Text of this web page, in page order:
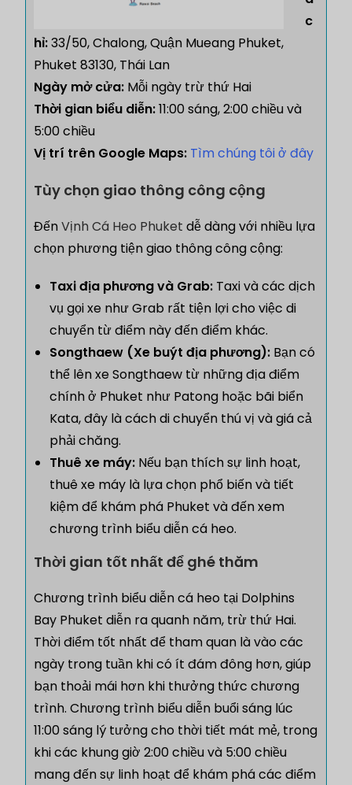
c
hỉ:33/50, Chalong, Quận Mueang Phuket,
Phuket 83130, Thái Lan
Ngày mở cửa: Mỗi ngày trừ thứ Hai
Thời gian biểu diễn:11:00 sáng, 2:00 chiều và
5:00 chiều
Vị trí trên Google Maps: Tìm chúng tôi ở đây
Tùy chọn giao thông công cộng
ĐếnVịnh Cá Heo Phuket dễ dàng với nhiều lựa
chọn phương tiện giao thông công cộng:
Taxi địa phương và Grab: Taxi và các dịch
vụ gọi xe như Grab rất tiện lợi cho việc di
chuyển từ điểm này đến điểm khác.
Songthaew (Xe buýt địa phương): Bạn có
thể lên xe Songthaew từ những địa điểm
chính ở Phuket như Patong hoặc bãi biển
Kata, đây là cách di chuyển thú vị và giá cả
phải chăng.
Thuê xe máy: Nếu bạn thích sự linh hoạt,
thuê xe máy là lựa chọn phổ biến và tiết
kiệm để khám phá Phuket và đến xem
chương trình biểu diễn cá heo.
Thời gian tốt nhất để ghé thăm
Chương trình biểu diễn cá heo tại Dolphins
Bay Phuket diễn ra quanh năm, trừ thứ Hai.
Thời điểm tốt nhất để tham quan là vào các
ngày trong tuần khi có ít đám đông hơn, giúp
bạn thoải mái hơn khi thưởng thức chương
trình. Chương trình biểu diễn buổi sáng lúc
11:00 sáng lý tưởng cho thời tiết mát mẻ, trong
khi các khung giờ 2:00 chiều và 5:00 chiều
mang đến sự linh hoạt để khám phá các điểm